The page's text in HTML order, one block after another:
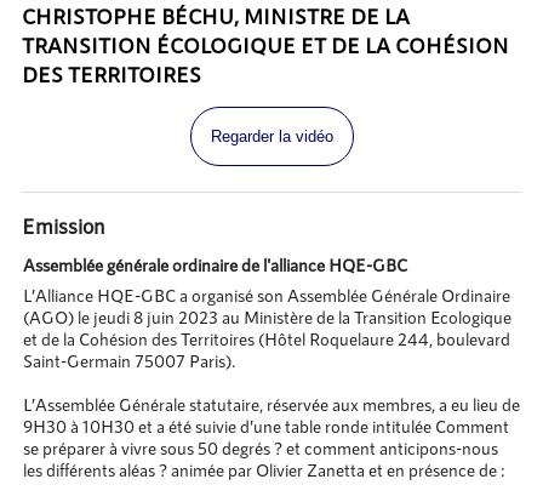
CHRISTOPHE BÉCHU, MINISTRE DE LA
TRANSITION ÉCOLOGIQUE ET DE LA COHÉSION
DES TERRITOIRES
Regarder la vidéo
Emission
Assemblée générale ordinaire de l'alliance HQE-GBC
L’Alliance HQE-GBC a organisé son Assemblée Générale Ordinaire
(AGO) le jeudi 8 juin 2023 au Ministère de la Transition Ecologique
et de la Cohésion des Territoires (Hôtel Roquelaure 244, boulevard
Saint-Germain 75007 Paris).
L’Assemblée Générale statutaire, réservée aux membres, a eu lieu de
9H30 à 10H30 et a été suivie d’une table ronde intitulée Comment
se préparer à vivre sous 50 degrés ? et comment anticipons-nous
les différents aléas ? animée par Olivier Zanetta et en présence de :